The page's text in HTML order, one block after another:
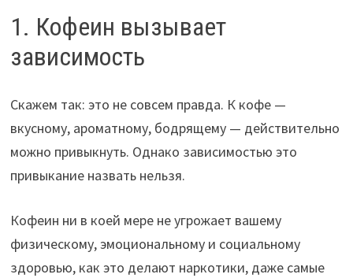
1. Кофеин вызывает
зависимость
Скажем так: это не совсем правда. К кофе —
вкусному, ароматному, бодрящему — действительно
можно привыкнуть. Однако зависимостью это
привыкание назвать нельзя.
Кофеин ни в коей мере не угрожает вашему
физическому, эмоциональному и социальному
здоровью, как это делают наркотики, даже самые